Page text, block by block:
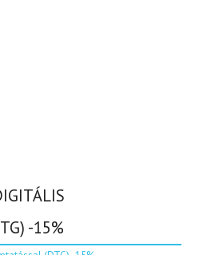
-15%